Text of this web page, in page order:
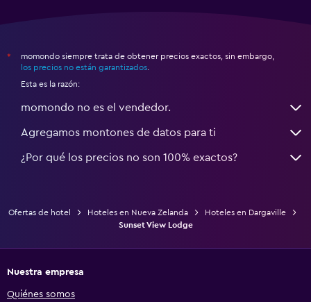
*
momondo siempre trata de obtener precios exactos, sin embargo,
los precios no están garantizados
Esta es la razón:
momondo no es el vendedor.
Agregamos montones de datos para ti
¿Por qué los precios no son 100% exactos?
Ofertas de hotel Hoteles en Nueva Zelanda
Hoteles en Dargaville
Sunset View Lodge
Nuestra empresa
Quiénes somos